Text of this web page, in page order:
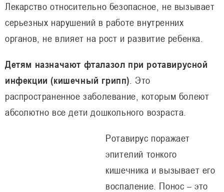
Лекарство относительно безопасное, не вызывает
серьезных нарушений в работе внутренних
органов, не влияет на рост и развитие ребенка.
Детям назначают фталазол при ротавирусной
инфекции (кишечный грипп) . Это
распространенное заболевание, которым болеют
абсолютно все дети дошкольного возраста.
Ротавирус поражает
эпителий тонкого
кишечника и вызывает его
воспаление. Понос – это